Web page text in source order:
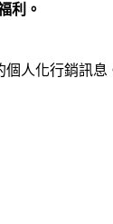
利。
個人化行銷訊